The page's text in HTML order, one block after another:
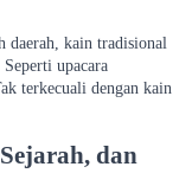
daerah, kain tradisional
upacara
terkecuali dengan kain
dan